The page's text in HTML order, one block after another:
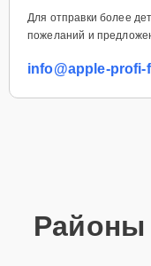
Для отправки более
пожеланий и
info@apple-profi-
Районы